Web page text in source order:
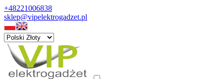
+48221006838
sklep@vipelektrogadzet.pl